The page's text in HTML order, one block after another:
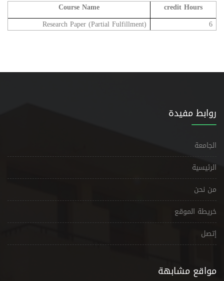
credit Hours
Course Name
6
Research Paper (Partial Fulfillment)
روابط مفيدة
الجامعة
الرئيسية
من نحن
خريطة الموقع
إتصل
مواقع مشابهة